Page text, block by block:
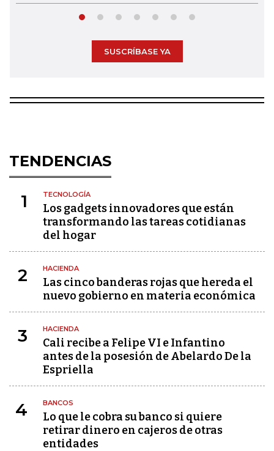
SUSCRÍBASE YA
TENDENCIAS
1 TECNOLOGÍA
Los gadgets innovadores que están
transformando las tareas cotidianas
del hogar
2 HACIENDA
Las cinco banderas rojas que hereda el
nuevo gobierno en materia económica
3 HACIENDA
Cali recibe a Felipe VI e Infantino
antes de la posesión de Abelardo De la
Espriella
4 BANCOS
Lo que le cobra su banco si quiere
retirar dinero en cajeros de otras
entidades